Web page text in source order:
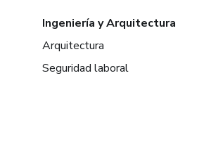
Ingeniería y Arquitectura
Arquitectura
Seguridad laboral